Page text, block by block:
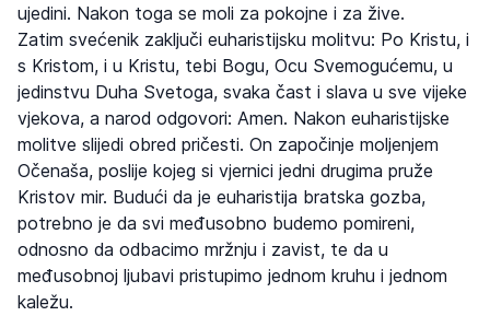
ujedini. Nakon toga se moli za pokojne i za žive.
Zatim svećenik zaključi euharistijsku molitvu: Po Kristu, i
s Kristom, i u Kristu, tebi Bogu, Ocu Svemogućemu, u
jedinstvu Duha Svetoga, svaka čast i slava u sve vijeke
vjekova, a narod odgovori: Amen. Nakon euharistijske
molitve slijedi obred pričesti. On započinje moljenjem
Očenaša, poslije kojeg si vjernici jedni drugima pruže
Kristov mir. Budući da je euharistija bratska gozba,
potrebno je da svi međusobno budemo pomireni,
odnosno da odbacimo mržnju i zavist, te da u
međusobnoj ljubavi pristupimo jednom kruhu i jednom
kaležu.